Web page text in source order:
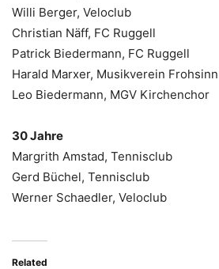
Willi Berger, Veloclub
Christian Näff, FC Ruggell
Patrick Biedermann, FC Ruggell
Harald Marxer, Musikverein Frohsinn
Leo Biedermann, MGV Kirchenchor
30 Jahre
Margrith Amstad, Tennisclub
Gerd Büchel, Tennisclub
Werner Schaedler, Veloclub
Related